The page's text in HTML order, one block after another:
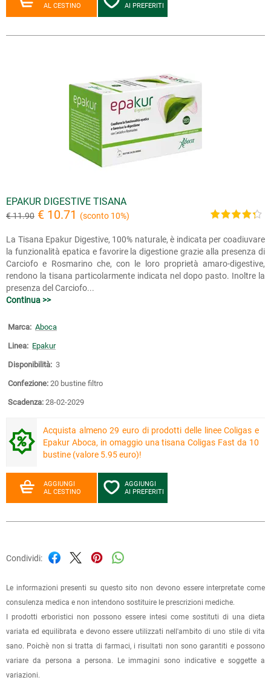
AL CESTINO
AI PREFERITI
EPAKUR DIGESTIVE TISANA
€ 11.90 € 10.71 (sconto 10%)
La Tisana Epakur Digestive, 100% naturale, è indicata per coadiuvare
la funzionalità epatica e favorire la digestione grazie alla presenza di
Carciofo e Rosmarino che, con le loro proprietà amaro-digestive,
rendono la tisana particolarmente indicata nel dopo pasto. Inoltre la
presenza del Carciofo...
Continua >>
Marca: Aboca
Linea: Epakur
Disponibilità: 3
Confezione: 20 bustine filtro
Scadenza: 28-02-2029
Acquista almeno 29 euro di prodotti delle linee Coligas e
Epakur Aboca, in omaggio una tisana Coligas Fast da 10
bustine (valore 5.95 euro)!
AGGIUNGI
AL CESTINO
AGGIUNGI
AI PREFERITI
Condividi:
Le informazioni presenti su questo sito non devono essere interpretate come
consulenza medica e non intendono sostituire le prescrizioni mediche.
I prodotti erboristici non possono essere intesi come sostituti di una dieta
variata ed equilibrata e devono essere utilizzati nell'ambito di uno stile di vita
sano. Poichè non si tratta di farmaci, i risultati non sono garantiti e possono
variare da persona a persona. Le immagini sono indicative e soggette a
variazioni.